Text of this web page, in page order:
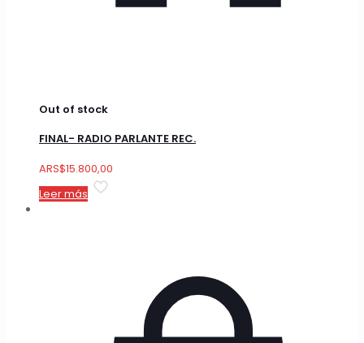
Out of stock
FINAL- RADIO PARLANTE REC.
ARS$15.800,00
Leer más